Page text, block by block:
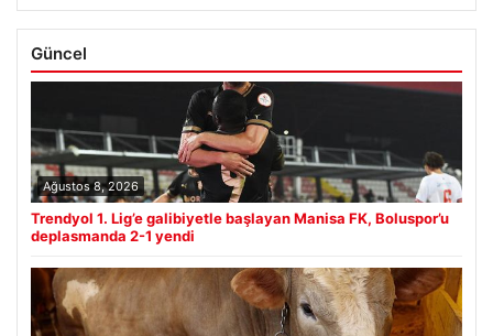
Güncel
Ağustos 8, 2026
Trendyol 1. Lig’e galibiyetle başlayan Manisa FK, Boluspor’u
deplasmanda 2-1 yendi